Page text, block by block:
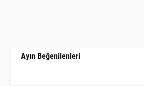
Ayın Beğenilenleri